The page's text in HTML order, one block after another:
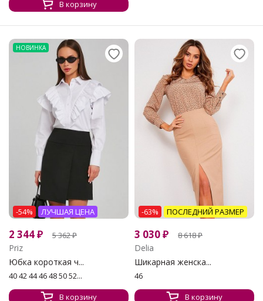
В корзину
НОВИНКА
-54% ЛУЧШАЯ ЦЕНА
2 344₽ 5 362₽
Priz
Юбка короткая ч...
40 42 44 46 48 50 52...
В корзину
-63% ПОСЛЕДНИЙ РАЗМЕР
3 030₽ 8 618₽
Delia
Шикарная женска...
46
В корзину